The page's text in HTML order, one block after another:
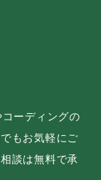
ーディングの
もお気軽にご
談は無料で承